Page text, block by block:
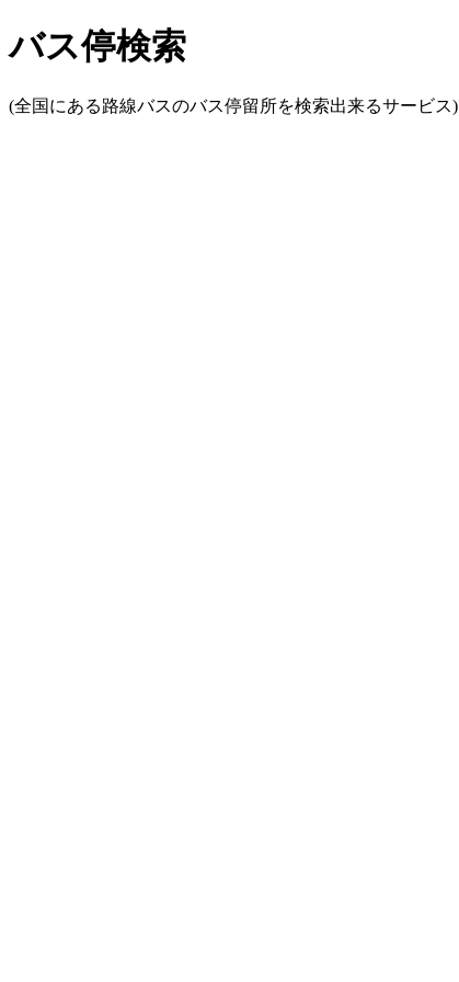
バス停検索
(全国にある路線バスのバス停留所を検索出来るサービス)